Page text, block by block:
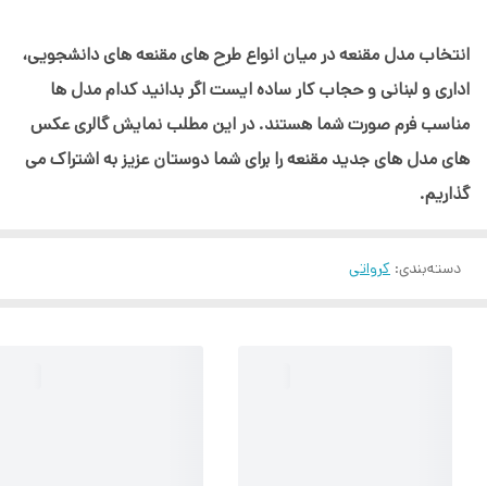
انتخاب مدل مقنعه در میان انواع طرح های مقنعه های دانشجویی،
اداری و لبنانی و حجاب کار ساده ایست اگر بدانید کدام مدل ها
مناسب فرم صورت شما هستند. در این مطلب نمایش گالری عکس
های مدل های جدید مقنعه را برای شما دوستان عزیز به اشتراک می
گذاریم.
دسته‌بندی: کرواتی